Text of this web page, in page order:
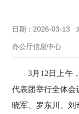
日期：2026-03-13
办公厅信息中心
3月12日上午
代表团举行全体会
晓军、罗东川、刘